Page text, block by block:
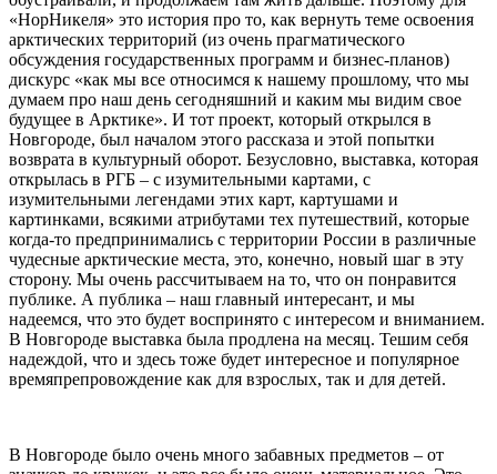
«НорНикеля» это история про то, как вернуть теме освоения
арктических территорий (из очень прагматического
обсуждения государственных программ и бизнес-планов)
дискурс «как мы все относимся к нашему прошлому, что мы
думаем про наш день сегодняшний и каким мы видим свое
будущее в Арктике». И тот проект, который открылся в
Новгороде, был началом этого рассказа и этой попытки
возврата в культурный оборот. Безусловно, выставка, которая
открылась в РГБ – с изумительными картами, с
изумительными легендами этих карт, картушами и
картинками, всякими атрибутами тех путешествий, которые
когда-то предпринимались с территории России в различные
чудесные арктические места, это, конечно, новый шаг в эту
сторону. Мы очень рассчитываем на то, что он понравится
публике. А публика – наш главный интересант, и мы
надеемся, что это будет воспринято с интересом и вниманием.
В Новгороде выставка была продлена на месяц. Тешим себя
надеждой, что и здесь тоже будет интересное и популярное
времяпрепровождение как для взрослых, так и для детей.
В Новгороде было очень много забавных предметов – от